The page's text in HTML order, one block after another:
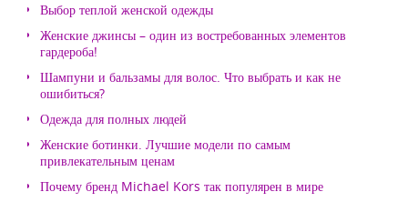
Выбор теплой женской одежды
Женские джинсы – один из востребованных элементов
гардероба!
Шампуни и бальзамы для волос. Что выбрать и как не
ошибиться?
Одежда для полных людей
Женские ботинки. Лучшие модели по самым
привлекательным ценам
Почему бренд Michael Kors так популярен в мире